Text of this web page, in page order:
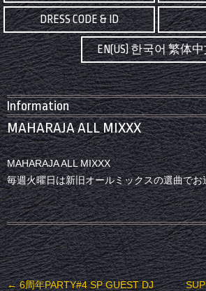
DRESS CODE & ID
EN(US) 한국어 繁体
Information
MAHARAJA ALL MIXXX
MAHARAJA ALL MIXXX
毎週火曜日は新旧オールミックスの選曲でお
投稿ナビゲーション
←6周年PARTY#4 SP GUEST DJ